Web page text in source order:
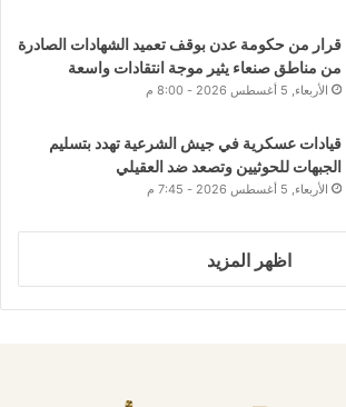
قرار من حكومة عدن بوقف تعميد الشهادات الصادرة
من مناطق صنعاء يثير موجة انتقادات واسعة
الأربعاء, 5 أغسطس 2026 - 8:00 م
قيادات عسكرية في جيش الشرعية تهدد بتسليم
الجبهات للحوثيين وتصعد ضد العقيلي
الأربعاء, 5 أغسطس 2026 - 7:45 م
اظهر المزيد